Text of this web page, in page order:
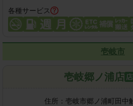
各種サービス
壱岐市
壱岐郷ノ浦店
住所： 壱岐市郷ノ浦町田中